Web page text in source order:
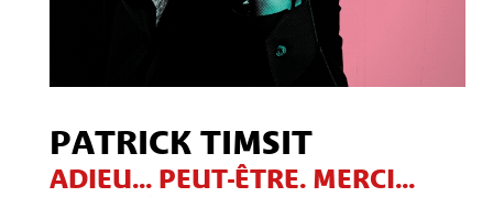
PATRICK TIMSIT
ADIEU... PEUT-ÊTRE. MERCI...